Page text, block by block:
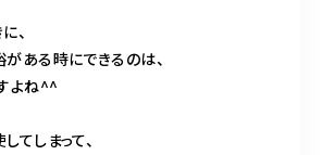
、
ある時にできるのは、
よね^^
てしまって、